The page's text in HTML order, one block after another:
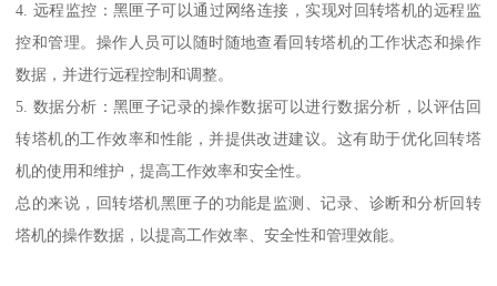
4. 远程监控：黑匣子可以通过网络连接，实现对回转塔机的远程监
控和管理。操作人员可以随时随地查看回转塔机的工作状态和操作
数据，并进行远程控制和调整。
5. 数据分析：黑匣子记录的操作数据可以进行数据分析，以评估回
转塔机的工作效率和性能，并提供改进建议。这有助于优化回转塔
机的使用和维护，提高工作效率和安全性。
总的来说，回转塔机黑匣子的功能是监测、记录、诊断和分析回转
塔机的操作数据，以提高工作效率、安全性和管理效能。